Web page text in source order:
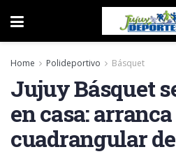
Home Polideportivo Básquet
Jujuy Básquet
en casa:
cuadrangular